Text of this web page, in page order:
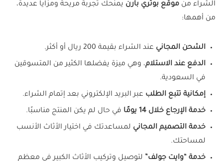
الشراء من موقع بوتري بارن يمنحك تجربة مريحة ومزايا عديدة،
من أهمها:
الشحن المجاني عند الشراء بقيمة 200 ريال أو أكثر.
الدفع عند الاستلام، وهي ميزة يفضلها الكثير من المتسوقين
في السعودية.
إمكانية تتبع الطلب عبر البريد الإلكتروني بعد إتمام الشراء.
خدمة الإرجاع خلال 14 يومًا في حال لم يكن المنتج مناسبًا.
خدمة التصميم المجاني لمساعدتك في اختيار الأثاث الأنسب
لمساحتك.
خدمة “وايت جولف” لتوصيل وتركيب الأثاث الكبير في معظم